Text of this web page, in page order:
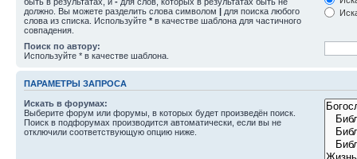
должно. Вы можете разделить слова символом | для поиска любого
слова из списка. Используйте * в качестве шаблона для частичного
совпадения.
Поиск по автору:
Используйте * в качестве шаблона.
ПАРАМЕТРЫ ЗАПРОСА
Искать в форумах:
Выберите форум или форумы, в которых будет произведён поиск.
Поиск в подфорумах производится автоматически, если вы не
отключили соответствующую опцию ниже.